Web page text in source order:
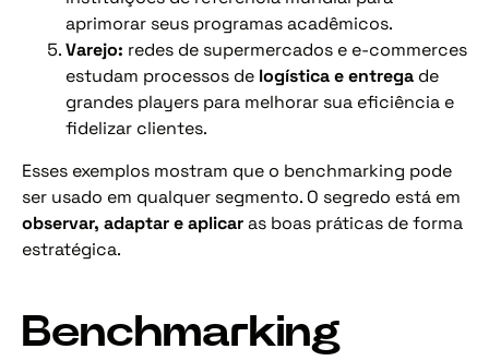
aprimorar seus programas acadêmicos.
Varejo: redes de supermercados e e-commerces
estudam processos de logística e entrega de
grandes players para melhorar sua eficiência e
fidelizar clientes.
Esses exemplos mostram que o benchmarking pode
ser usado em qualquer segmento. O segredo está em
observar, adaptar e aplicaras boas práticas de forma
estratégica.
Benchmarking